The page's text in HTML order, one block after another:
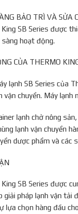
BẢO TRÌ VÀ SỬA
SB Series được
hoạt động.
CỦA THERMO
lạnh SB Series của
vận chuyển. Máy lạnh
lạnh chở nông
lạnh vận chuyển
dược phẩm và các
SB Series được
giải pháp lạnh vận tải
lựa chọn hàng đầu